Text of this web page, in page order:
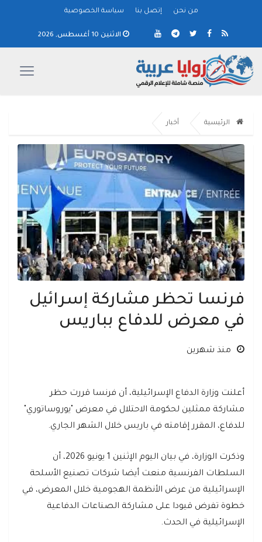
من نحن إتصل بنا سياسة الخصوصية
الاثنين 10 أغسطس, 2026
الرئيسية أخبار
فرنسا تحظر مشاركة إسرائيل
في معرض للدفاع بباريس
منذ شهرين
أعلنت وزارة الدفاع الإسرائيلية، أن فرنسا قررت حظر
مشاركة ممثلين لحكومة الاحتلال في معرض "يوروساتوري"
للدفاع، المقرر إقامته في باريس خلال الشهر الجاري.
وذكرت الوزارة، في بيان اليوم الإثنين 1 يونيو 2026، أن
السلطات الفرنسية منعت أيضا شركات تصنيع الأسلحة
الإسرائيلية من عرض الأنظمة الهجومية خلال المعرض، في
خطوة تفرض قيودا على مشاركة الصناعات الدفاعية
الإسرائيلية في الحدث.